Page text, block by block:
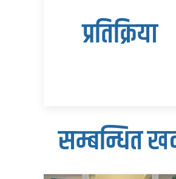
प्रतिक्रिया
सम्बन्धित